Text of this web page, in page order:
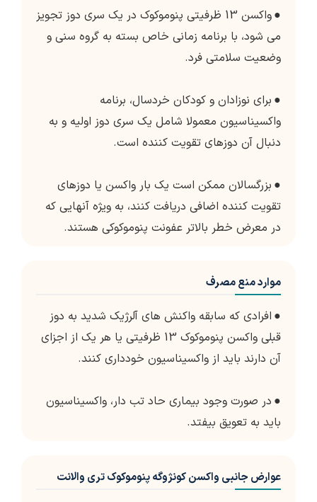
●
واکسن 13 ظرفیتی پنوموکوک در یک سری دوز تجویز
می شود، با برنامه زمانی خاص بسته به گروه سنی و
وضعیت سلامتی فرد.
● برای نوزادان و کودکان خردسال، برنامه
واکسیناسیون معمولا شامل یک سری دوز اولیه و به
دنبال آن دوزهای تقویت کننده است.
● بزرگسالان ممکن است یک بار واکسن یا دوزهای
تقویت کننده اضافی دریافت کنند، به ویژه آنهایی که
در معرض خطر بالاتر عفونت پنوموکوکی هستند.
موارد منع مصرف
● افرادی که سابقه واکنش های آلرژیک شدید به دوز
قبلی واکسن پنوموکوک 13 ظرفیتی یا هر یک از اجزای
آن دارند باید از واکسیناسیون خودداری کنند.
● در صورت وجود بیماری حاد تب دار، واکسیناسیون
باید به تعویق بیفتد.
عوارض جانبی واکسن کونژوگه پنوموکوک تری والانت